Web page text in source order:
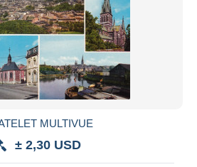
MULTIVUE
± 2,30 USD